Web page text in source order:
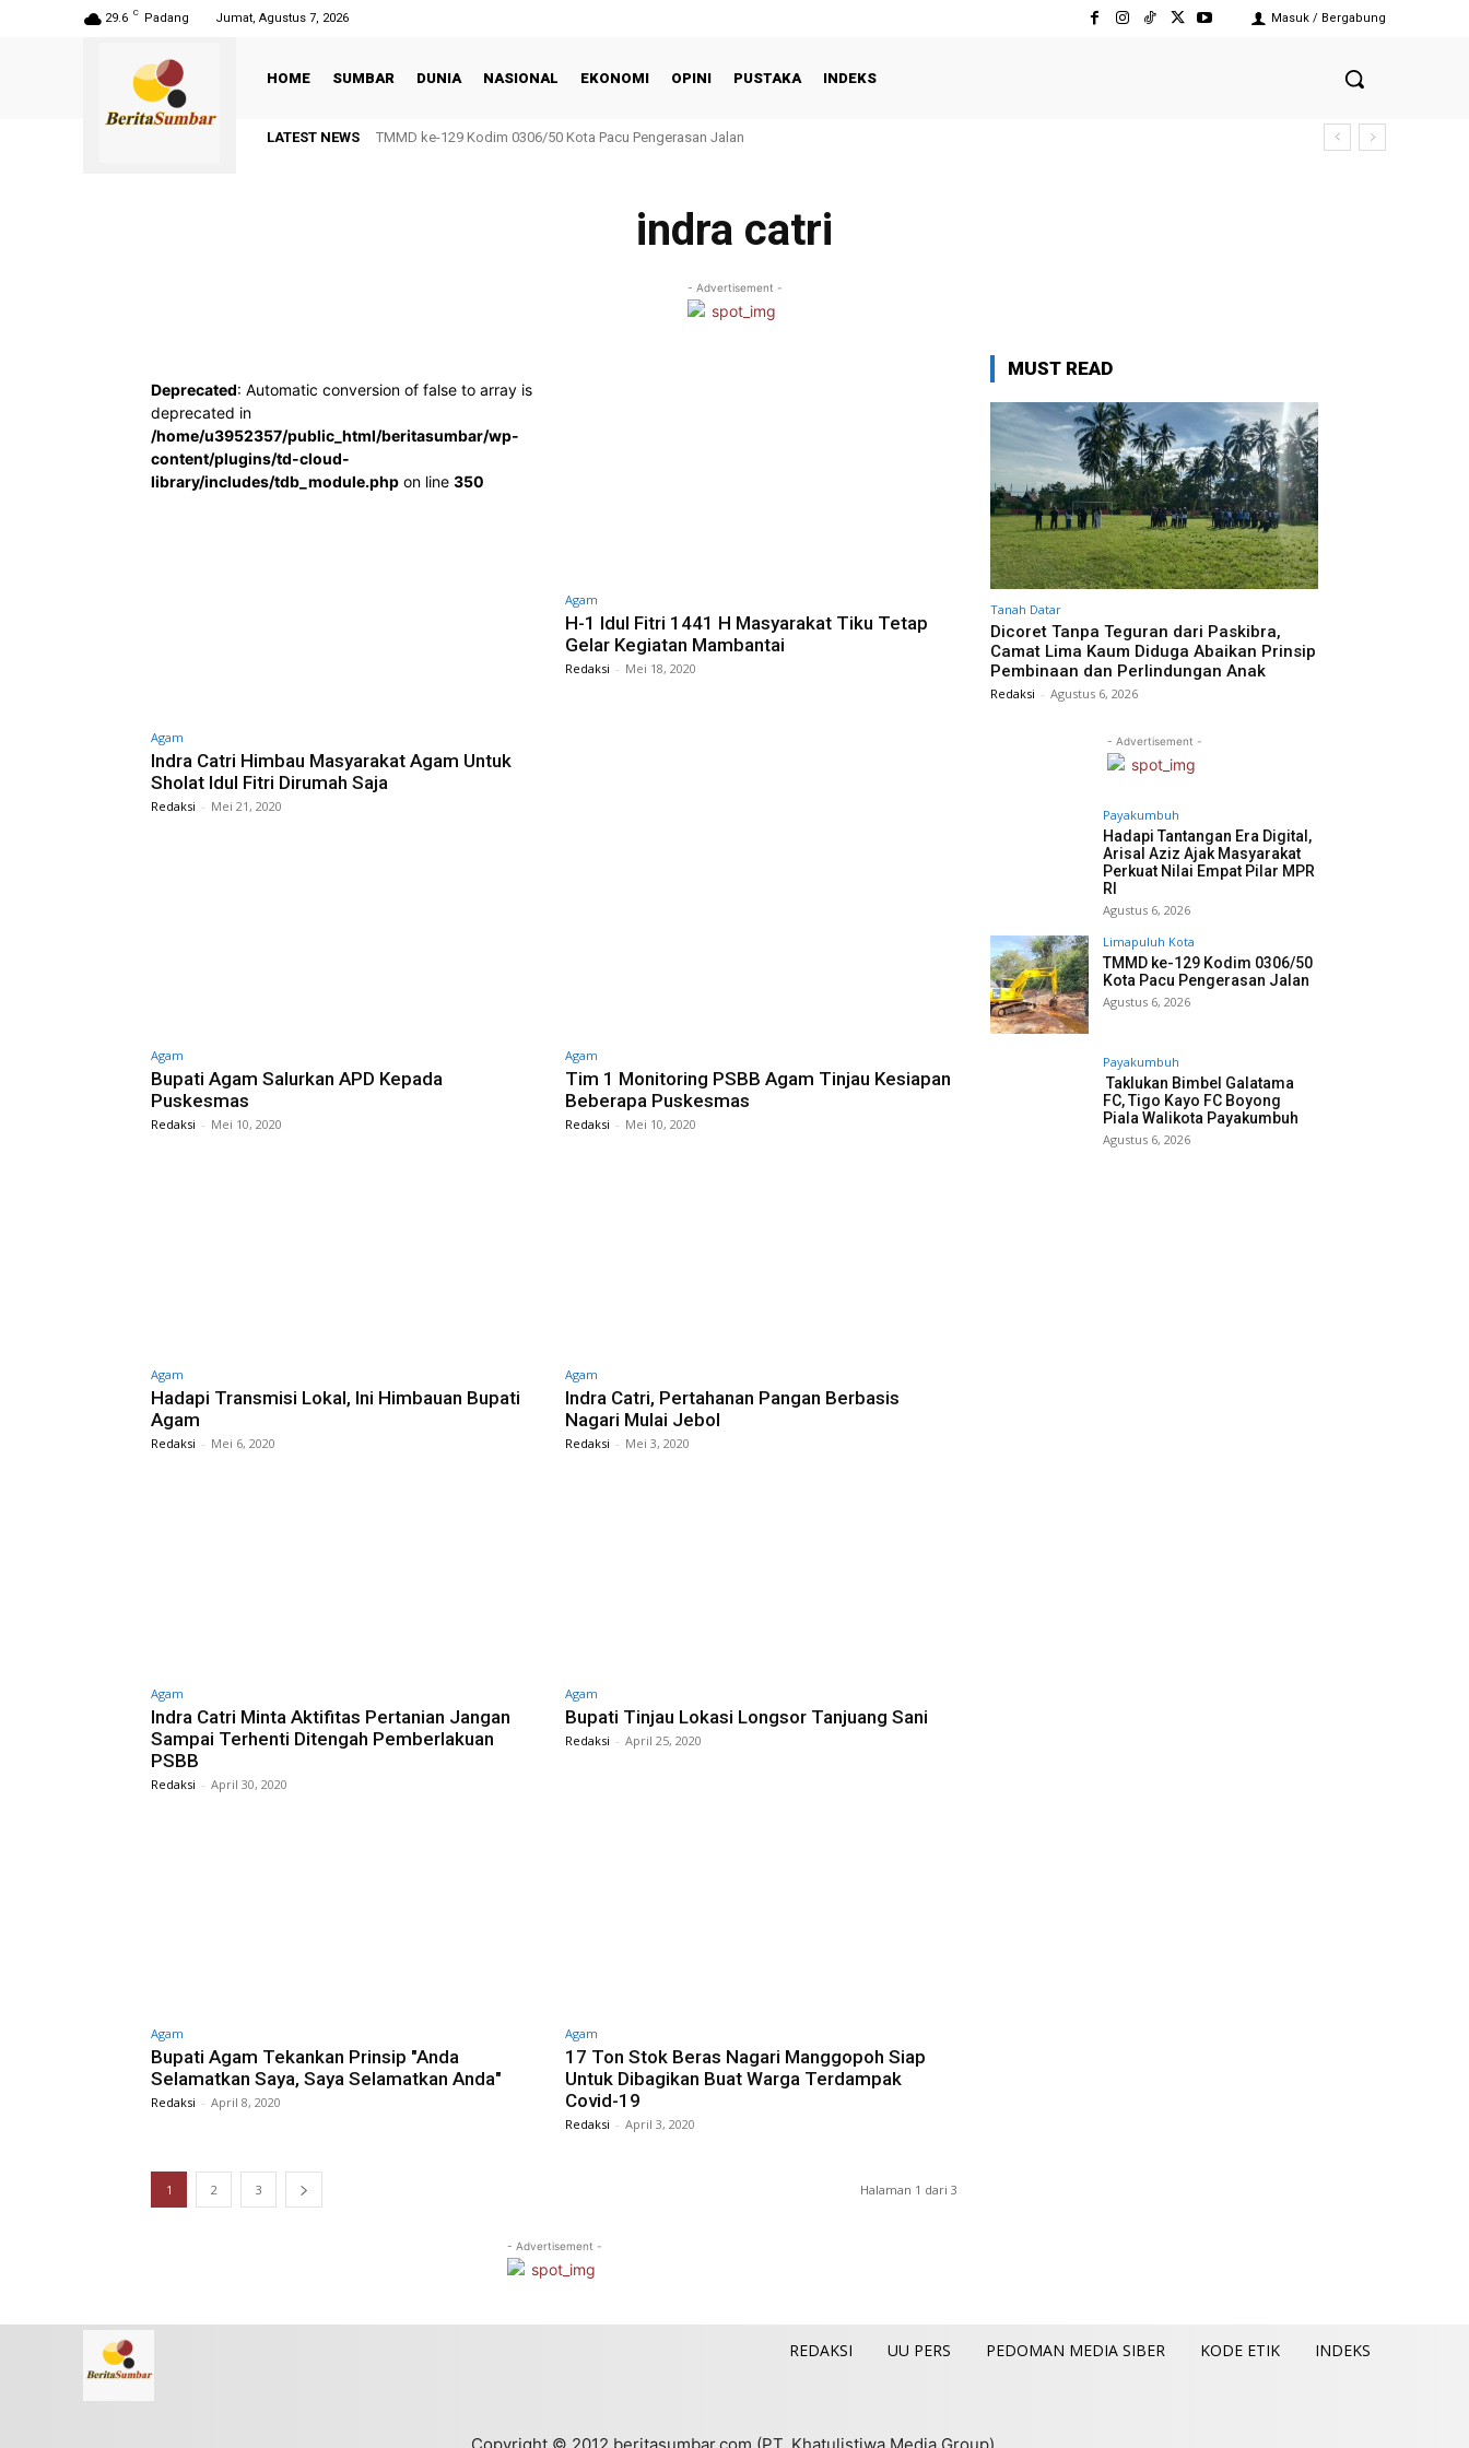
29.6 C Padang Jumat, Agustus 7, 2026 Masuk / Bergabung
HOME SUMBAR DUNIA NASIONAL EKONOMI OPINI PUSTAKA INDEKS
LATEST NEWS TMMD ke-129 Kodim 0306/50 Kota Pacu Pengerasan Jalan
indra catri
- Advertisement -
Deprecated: Automatic conversion of false to array is
deprecated in
/home/u3952357/public_html/beritasumbar/wp-
content/plugins/td-cloud-
library/includes/tdb_module.php on line 350
Agam
Indra Catri Himbau Masyarakat Agam Untuk
Sholat Idul Fitri Dirumah Saja
Redaksi - Mei 21, 2020
Agam
H-1 Idul Fitri 1441 H Masyarakat Tiku Tetap
Gelar Kegiatan Mambantai
Redaksi - Mei 18, 2020
Agam
Bupati Agam Salurkan APD Kepada
Puskesmas
Redaksi - Mei 10, 2020
Agam
Tim 1 Monitoring PSBB Agam Tinjau Kesiapan
Beberapa Puskesmas
Redaksi - Mei 10, 2020
Agam
Hadapi Transmisi Lokal, Ini Himbauan Bupati
Agam
Redaksi - Mei 6, 2020
Agam
Indra Catri, Pertahanan Pangan Berbasis
Nagari Mulai Jebol
Redaksi - Mei 3, 2020
Agam
Indra Catri Minta Aktifitas Pertanian Jangan
Sampai Terhenti Ditengah Pemberlakuan
PSBB
Redaksi - April 30, 2020
Agam
Bupati Tinjau Lokasi Longsor Tanjuang Sani
Redaksi - April 25, 2020
Agam
Bupati Agam Tekankan Prinsip "Anda
Selamatkan Saya, Saya Selamatkan Anda"
Redaksi - April 8, 2020
Agam
17 Ton Stok Beras Nagari Manggopoh Siap
Untuk Dibagikan Buat Warga Terdampak
Covid-19
Redaksi - April 3, 2020
1 2 3 Halaman 1 dari 3
- Advertisement -
MUST READ
Tanah Datar
Dicoret Tanpa Teguran dari Paskibra,
Camat Lima Kaum Diduga Abaikan Prinsip
Pembinaan dan Perlindungan Anak
Redaksi - Agustus 6, 2026
- Advertisement -
Payakumbuh
Hadapi Tantangan Era Digital,
Arisal Aziz Ajak Masyarakat
Perkuat Nilai Empat Pilar MPR
RI
Agustus 6, 2026
Limapuluh Kota
TMMD ke-129 Kodim 0306/50
Kota Pacu Pengerasan Jalan
Agustus 6, 2026
Payakumbuh
Taklukan Bimbel Galatama
FC, Tigo Kayo FC Boyong
Piala Walikota Payakumbuh
Agustus 6, 2026
REDAKSI UU PERS PEDOMAN MEDIA SIBER KODE ETIK INDEKS